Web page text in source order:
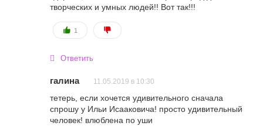
творческих и умных людей!! Вот так!!!
1
Ответить
галина 11.05.2019 в 10:30
тетерь, если хочется удивительного сначала
спрошу у Ильи Исааковича! простo удивительный
человек! влюблена по уши